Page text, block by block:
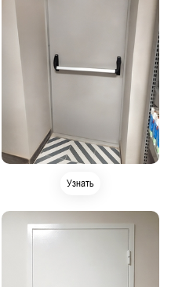
Узнать